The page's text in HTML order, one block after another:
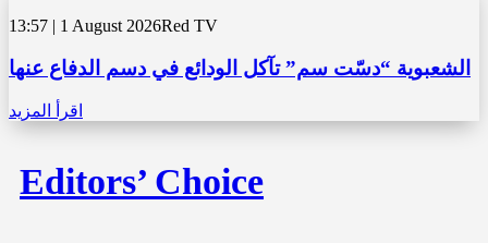
13:57 | 1 August 2026Red TV
الشعبوية “دسّت سم” تآكل الودائع في دسم الدفاع عنها
اقرأ المزيد
Editors’ Choice